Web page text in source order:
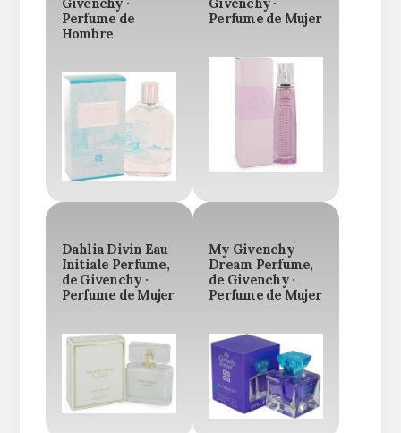
Givenchy ·
Perfume de
Hombre
Givenchy ·
Perfume de Mujer
Dahlia Divin Eau
Initiale Perfume,
de Givenchy ·
Perfume de Mujer
My Givenchy
Dream Perfume,
de Givenchy ·
Perfume de Mujer